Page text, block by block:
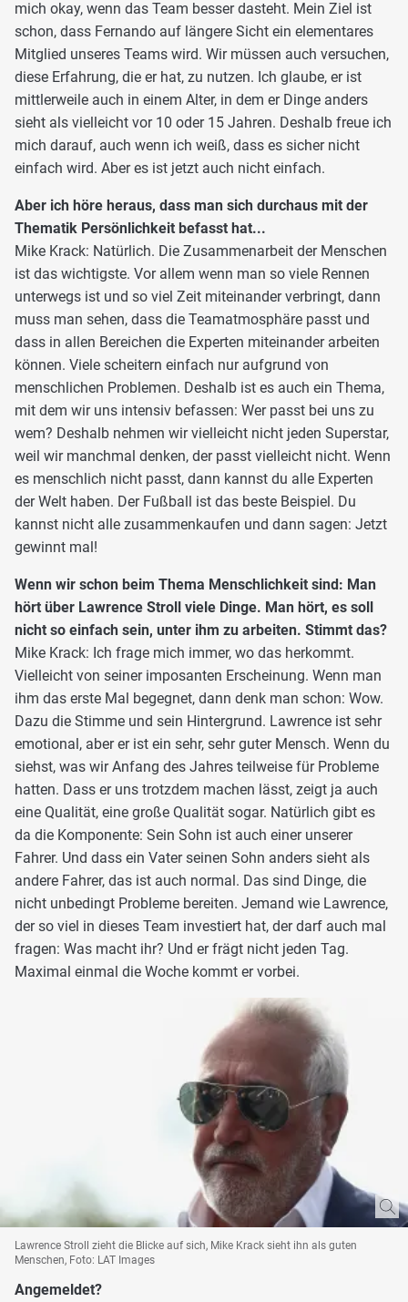
mich okay, wenn das Team besser dasteht. Mein Ziel ist
schon, dass Fernando auf längere Sicht ein elementares
Mitglied unseres Teams wird. Wir müssen auch versuchen,
diese Erfahrung, die er hat, zu nutzen. Ich glaube, er ist
mittlerweile auch in einem Alter, in dem er Dinge anders
sieht als vielleicht vor 10 oder 15 Jahren. Deshalb freue ich
mich darauf, auch wenn ich weiß, dass es sicher nicht
einfach wird. Aber es ist jetzt auch nicht einfach.
Aber ich höre heraus, dass man sich durchaus mit der
Thematik Persönlichkeit befasst hat...
Mike Krack: Natürlich. Die Zusammenarbeit der Menschen
ist das wichtigste. Vor allem wenn man so viele Rennen
unterwegs ist und so viel Zeit miteinander verbringt, dann
muss man sehen, dass die Teamatmosphäre passt und
dass in allen Bereichen die Experten miteinander arbeiten
können. Viele scheitern einfach nur aufgrund von
menschlichen Problemen. Deshalb ist es auch ein Thema,
mit dem wir uns intensiv befassen: Wer passt bei uns zu
wem? Deshalb nehmen wir vielleicht nicht jeden Superstar,
weil wir manchmal denken, der passt vielleicht nicht. Wenn
es menschlich nicht passt, dann kannst du alle Experten
der Welt haben. Der Fußball ist das beste Beispiel. Du
kannst nicht alle zusammenkaufen und dann sagen: Jetzt
gewinnt mal!
Wenn wir schon beim Thema Menschlichkeit sind: Man
hört über Lawrence Stroll viele Dinge. Man hört, es soll
nicht so einfach sein, unter ihm zu arbeiten. Stimmt das?
Mike Krack: Ich frage mich immer, wo das herkommt.
Vielleicht von seiner imposanten Erscheinung. Wenn man
ihm das erste Mal begegnet, dann denk man schon: Wow.
Dazu die Stimme und sein Hintergrund. Lawrence ist sehr
emotional, aber er ist ein sehr, sehr guter Mensch. Wenn du
siehst, was wir Anfang des Jahres teilweise für Probleme
hatten. Dass er uns trotzdem machen lässt, zeigt ja auch
eine Qualität, eine große Qualität sogar. Natürlich gibt es
da die Komponente: Sein Sohn ist auch einer unserer
Fahrer. Und dass ein Vater seinen Sohn anders sieht als
andere Fahrer, das ist auch normal. Das sind Dinge, die
nicht unbedingt Probleme bereiten. Jemand wie Lawrence,
der so viel in dieses Team investiert hat, der darf auch mal
fragen: Was macht ihr? Und er frägt nicht jeden Tag.
Maximal einmal die Woche kommt er vorbei.
Lawrence Stroll zieht die Blicke auf sich, Mike Krack sieht ihn als guten
Menschen, Foto: LAT Images
Angemeldet?